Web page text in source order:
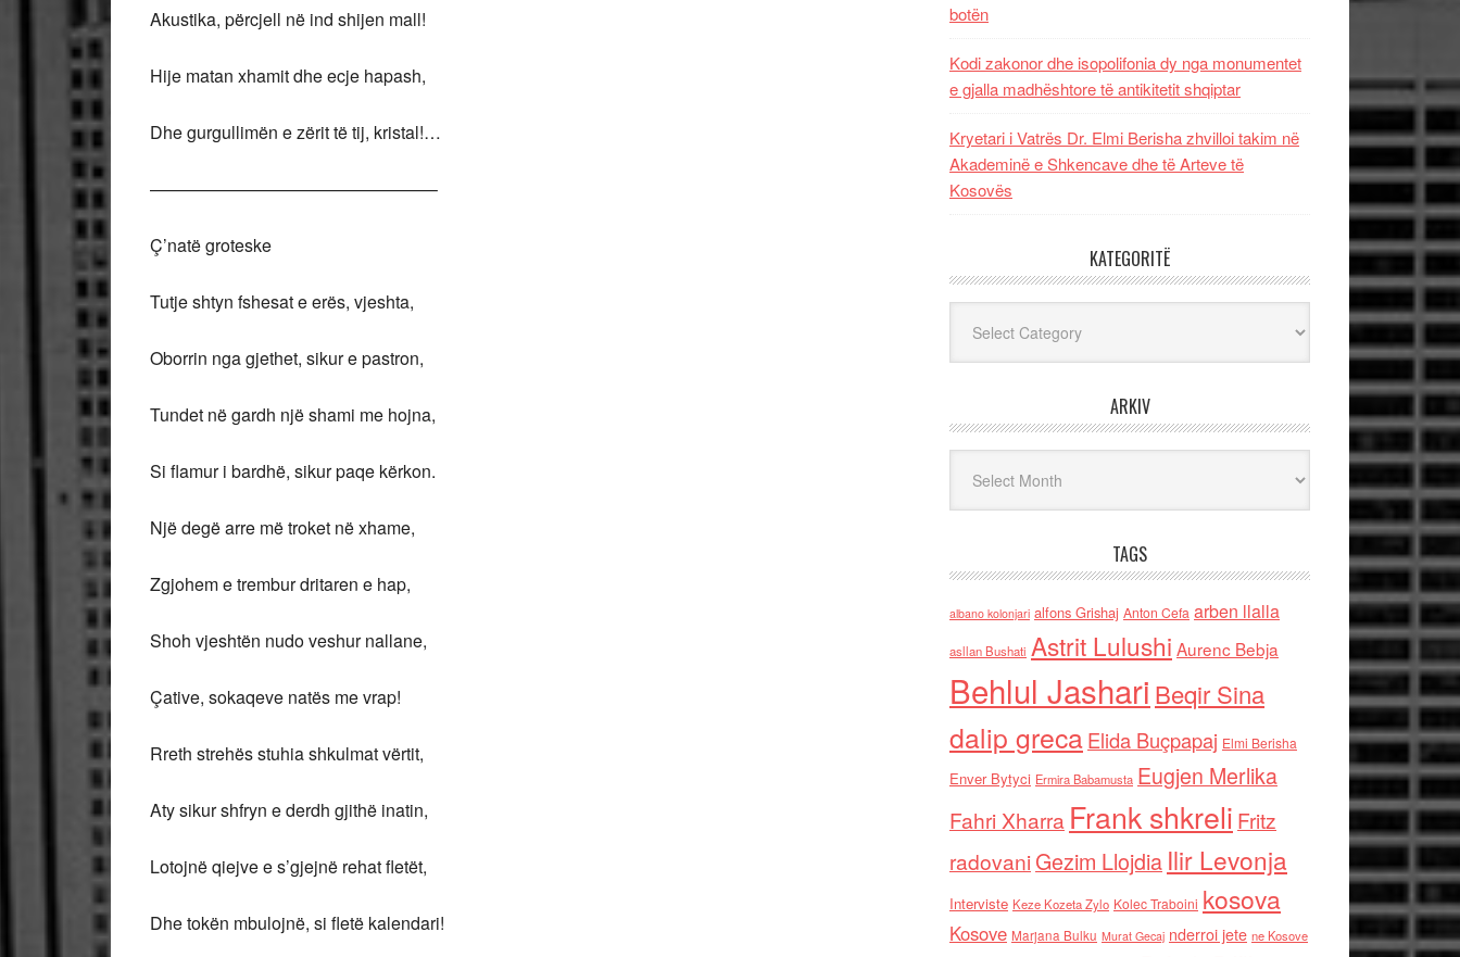
Akustika, përcjell në ind shijen mall!
Hije matan xhamit dhe ecje hapash,
Dhe gurgullimën e zërit të tij, kristal!…
————————————————–
Ç’natë groteske
Tutje shtyn fshesat e erës, vjeshta,
Oborrin nga gjethet, sikur e pastron,
Tundet në gardh një shami me hojna,
Si flamur i bardhë, sikur paqe kërkon.
Një degë arre më troket në xhame,
Zgjohem e trembur dritaren e hap,
Shoh vjeshtën nudo veshur nallane,
Çative, sokaqeve natës me vrap!
Rreth strehës stuhia shkulmat vërtit,
Aty sikur shfryn e derdh gjithë inatin,
Lotojnë qiejve e s’gjejnë rehat fletët,
Dhe tokën mbulojnë, si fletë kalendari!
botën
Kodi zakonor dhe isopolifonia dy nga monumentet
e gjalla madhështore të antikitetit shqiptar
Kryetari i Vatrës Dr. Elmi Berisha zhvilloi takim në
Akademinë e Shkencave dhe të Arteve të
Kosovës
KATEGORITË
ARKIV
TAGS
albano kolonjari alfons Grishaj Anton Cefa arben llalla
asllan Bushati Astrit Lulushi Aurenc Bebja
Behlul Jashari Beqir Sina
dalip grecaElida Buçpapaj Elmi Berisha
Enver Bytyci Ermira Babamusta Eugjen Merlika
Fahri Xharra Frank shkreli Fritz
radovaniGezim Llojdia Ilir Levonja
Interviste Keze Kozeta Zylo Kolec Traboini kosova
Kosove Marjana Bulku Murat Gecaj nderroi jete ne Kosove